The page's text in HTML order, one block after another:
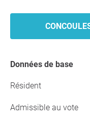
Données de base
Résident
Admissible au vote